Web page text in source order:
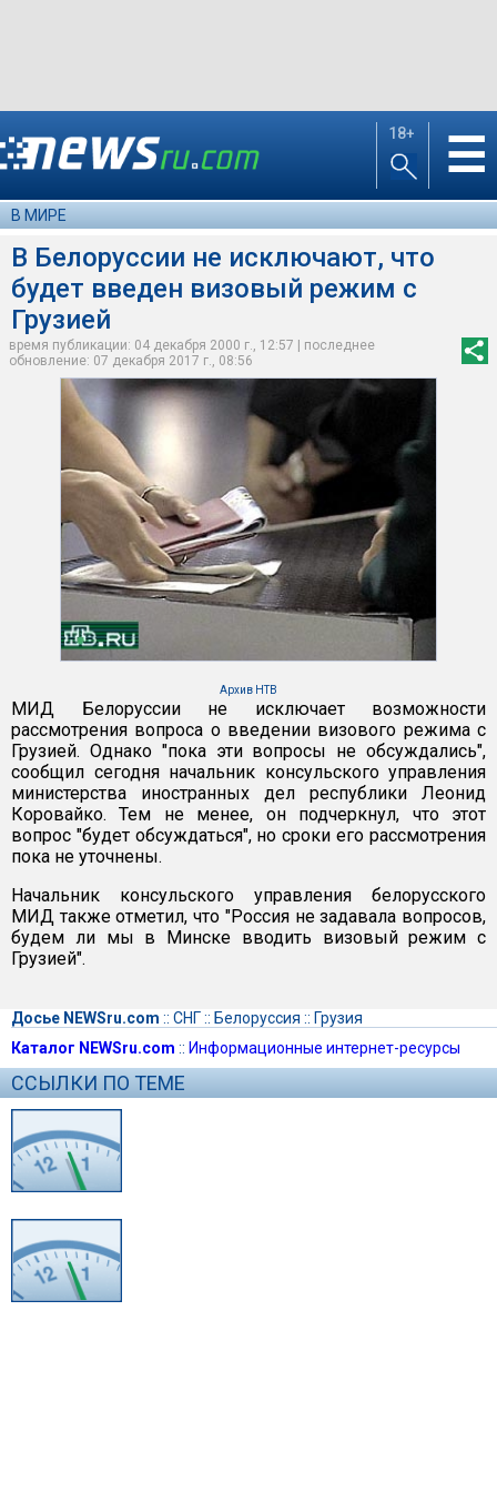
18+ ☰
В МИРЕ
В Белоруссии не исключают, что
будет введен визовый режим с
Грузией
время публикации: 04 декабря 2000 г., 12:57 | последнее
обновление: 07 декабря 2017 г., 08:56
Архив НТВ
МИД Белоруссии не исключает возможности
рассмотрения вопроса о введении визового режима с
Грузией. Однако "пока эти вопросы не обсуждались",
сообщил сегодня начальник консульского управления
министерства иностранных дел республики Леонид
Коровайко. Тем не менее, он подчеркнул, что этот
вопрос "будет обсуждаться", но сроки его рассмотрения
пока не уточнены.
Начальник консульского управления белорусского
МИД также отметил, что "Россия не задавала вопросов,
будем ли мы в Минске вводить визовый режим с
Грузией".
Досье NEWSru.com :: СНГ:: Белоруссия :: Грузия
Каталог NEWSru.com :: Информационные интернет-ресурсы
ССЫЛКИ ПО ТЕМЕ